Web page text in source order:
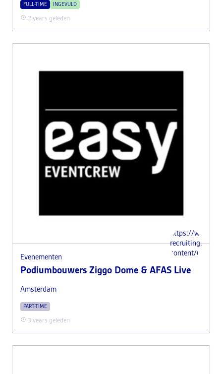
FULL-TIME INGEVULD
2 years geleden
https://www.i-
recruiting.nl/
content/
Evenementen
Podiumbouwers Ziggo Dome & AFAS Live
Amsterdam
PART-TIME
3 years geleden